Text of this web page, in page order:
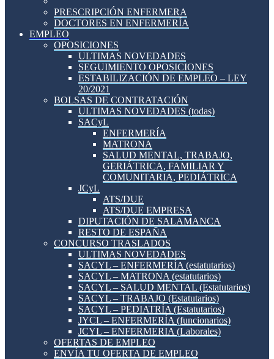
PRESCRIPCIÓN ENFERMERA
DOCTORES EN ENFERMERÍA
EMPLEO
OPOSICIONES
ULTIMAS NOVEDADES
SEGUIMIENTO OPOSICIONES
ESTABILIZACIÓN DE EMPLEO – LEY
20/2021
BOLSAS DE CONTRATACIÓN
ULTIMAS NOVEDADES (todas)
SACyL
ENFERMERÍA
MATRONA
SALUD MENTAL, TRABAJO,
GERIÁTRICA, FAMILIAR Y
COMUNITARIA, PEDIÁTRICA
JCyL
ATS/DUE
ATS/DUE EMPRESA
DIPUTACIÓN DE SALAMANCA
RESTO DE ESPAÑA
CONCURSO TRASLADOS
ULTIMAS NOVEDADES
SACYL – ENFERMERÍA (estatutarios)
SACYL – MATRONA (estatutarios)
SACYL – SALUD MENTAL (Estatutarios)
SACYL – TRABAJO (Estatutarios)
SACYL – PEDIATRÍA (Estatutarios)
JYCL – ENFERMERÍA (funcionarios)
JCYL – ENFERMERIA (Laborales)
OFERTAS DE EMPLEO
ENVÍA TU OFERTA DE EMPLEO